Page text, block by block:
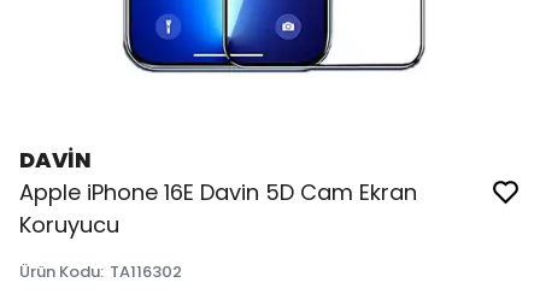
DAVİN
Apple iPhone 16E Davin 5D Cam Ekran
Koruyucu
Ürün Kodu: TA116302